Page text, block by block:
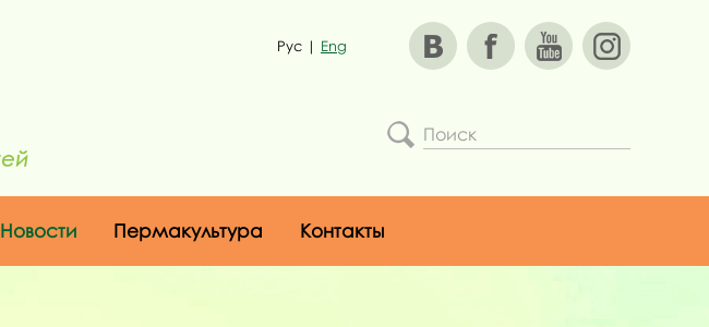
Рус | Eng
Новости Пермакультура Контакты